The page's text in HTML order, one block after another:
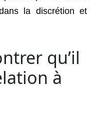
la discrétion et
qu’il
à